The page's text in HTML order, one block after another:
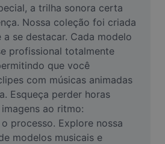
de vídeo
a trilha sonora certa
Nossa coleção foi criada
se destacar. Cada modelo
profissional totalmente
que você
com músicas animadas
Esqueça perder horas
ao ritmo:
processo. Explore nossa
modelos musicais e